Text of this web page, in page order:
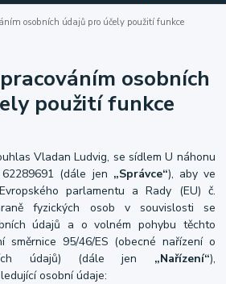
osobních údajů pro účely použití funkce
osobních
použití funkce
Vladan Ludvig, se sídlem U náhonu
62289691 (dále jen „Správce“), aby ve
parlamentu a Rady (EU) č.
fyzických osob v souvislosti se
údajů a o volném pohybu těchto
směrnice 95/46/ES (obecné nařízení o
údajů) (dále jen „Nařízení“),
osobní údaje: